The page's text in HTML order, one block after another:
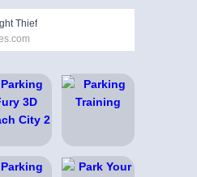
Thief